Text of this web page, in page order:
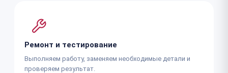
Ремонт и тестирование
Выполняем работу, заменяем необходимые детали и
проверяем результат.